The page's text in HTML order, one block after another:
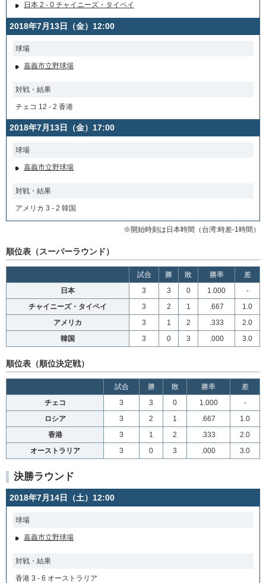
日本 2 - 0 チャイニーズ・タイペイ
2018年7月13日（金）12:00
球場
嘉義市立野球場
対戦・結果
チェコ 12 - 2 香港
2018年7月13日（金）17:00
球場
嘉義市立野球場
対戦・結果
アメリカ 3 - 2 韓国
※開始時刻は日本時間（台湾:時差-1時間）
順位表（スーパーラウンド）
試合 勝 敗 勝率
差
日本
3 3 0 1.000
-
チャイニーズ・タイペイ
3 2 1 .667
1.0
アメリカ
3 1 2 .333
2.0
韓国
3 0 3 .000 3.0
順位表（順位決定戦）
試合 勝 敗 勝率
差
チェコ
3 3 0 1.000
-
ロシア
3 2 1 .667
1.0
香港
3 1 2 .333
2.0
オーストラリア
3 0 3 .000 3.0
決勝ラウンド
2018年7月14日（土）12:00
球場
嘉義市立野球場
対戦・結果
香港 3 - 6 オーストラリア